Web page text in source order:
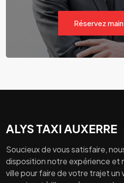
Réservez
ALYS TAXI AUXERRE
Soucieux de vous satisfaire,
disposition notre expérience et
ville pour faire de votre trajet